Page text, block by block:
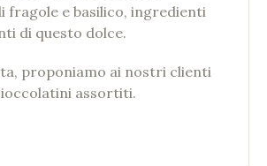
fragole e basilico, ingredienti
di questo dolce.
proponiamo ai nostri clienti
assortiti.